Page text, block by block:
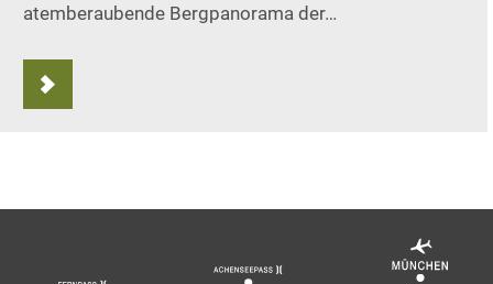
atemberaubende Bergpanorama der…